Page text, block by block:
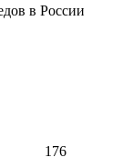
в России
176